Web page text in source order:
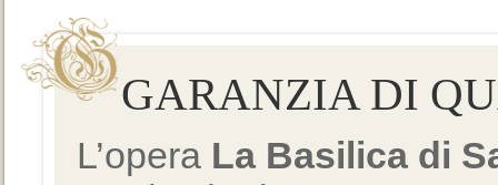
GARANZIA DI
L’opera La Basilica di